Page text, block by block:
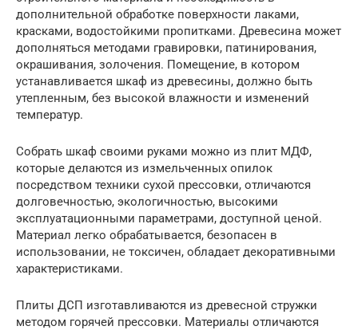
дополнительной обработке поверхности лаками,
красками, водостойкими пропитками. Древесина может
дополняться методами гравировки, патинирования,
окрашивания, золочения. Помещение, в котором
устанавливается шкаф из древесины, должно быть
утепленным, без высокой влажности и изменений
температур.
Собрать шкаф своими руками можно из плит МДФ,
которые делаются из измельченных опилок
посредством техники сухой прессовки, отличаются
долговечностью, экологичностью, высокими
эксплуатационными параметрами, доступной ценой.
Материал легко обрабатывается, безопасен в
использовании, не токсичен, обладает декоративными
характеристиками.
Плиты ДСП изготавливаются из древесной стружки
методом горячей прессовки. Материалы отличаются